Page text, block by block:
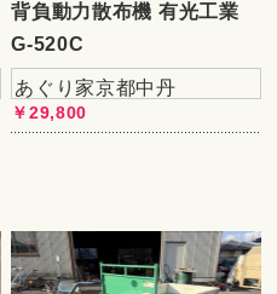
背負動力散布機 有光工業
G-520C
あぐり家京都中丹
￥29,800